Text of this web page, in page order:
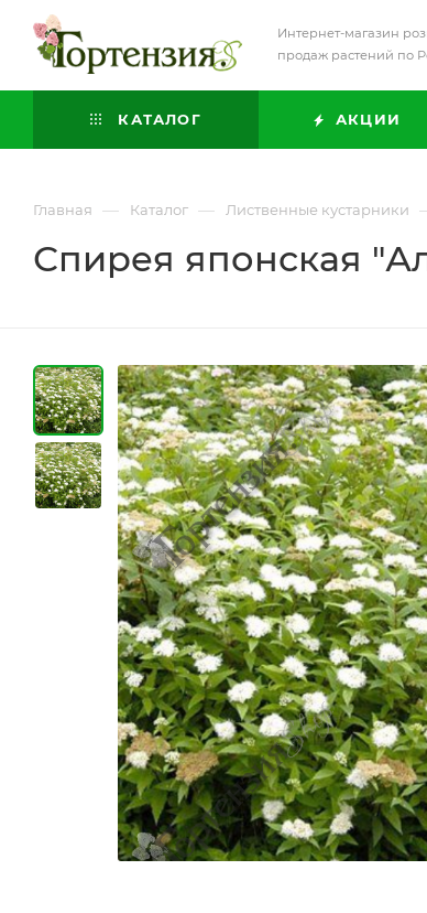
Интернет-магазин
продаж растений по
КАТАЛОГ АКЦИИ
Главная — Каталог — Лиственные кустарники
Спирея японская